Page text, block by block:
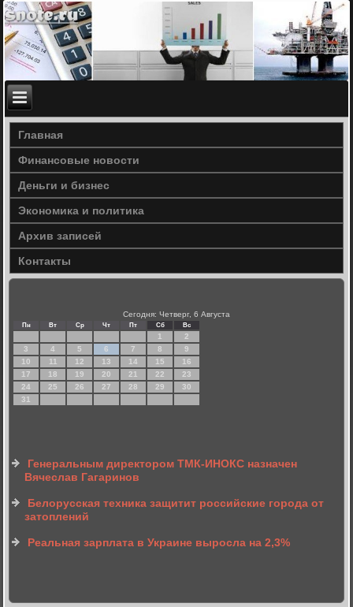
Главная
Финансовые новости
Деньги и бизнес
Экономика и политика
Архив записей
Контакты
Сегодня: Четверг, 6 Августа
Пн Вт Ср Чт Пт Сб Вс
1
2
3
4 5 6 7 8
9
10
11 12 13 14 15
16
17
18 19 20 21 22
23
24
25 26 27 28 29
30
31
Генеральным директором ТМК-ИНОКС назначен
Вячеслав Гагаринов
Белорусская техника защитит российские города от
затоплений
Реальная зарплата в Украине выросла на 2,3%